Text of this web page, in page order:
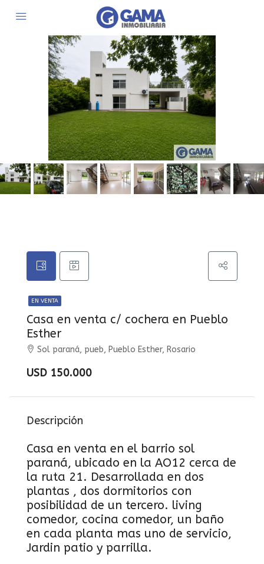
EN VENTA
Casa en venta c/ cochera en Pueblo
Esther
Sol paraná, pueb, Pueblo Esther, Rosario
USD 150.000
Descripción
Casa en venta en el barrio sol
paraná, ubicado en la AO12 cerca de
la ruta 21. Desarrollada en dos
plantas , dos dormitorios con
posibilidad de un tercero. living
comedor, cocina comedor, un baño
en cada planta mas uno de servicio,
Jardin patio y parrilla.